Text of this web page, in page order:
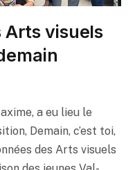
Arts visuels
a eu lieu le
Demain, c’est toi,
des Arts visuels